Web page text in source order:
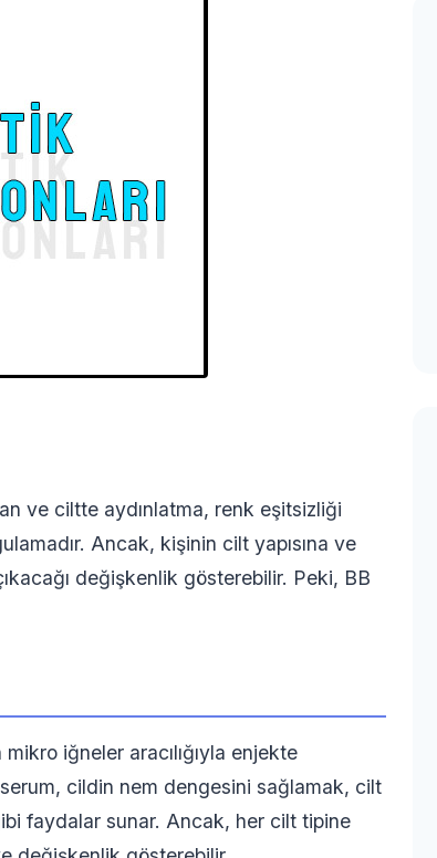
ve ciltte aydınlatma, renk eşitsizliği
Ancak, kişinin cilt yapısına ve
değişkenlik gösterebilir. Peki, BB
iğneler aracılığıyla enjekte
cildin nem dengesini sağlamak, cilt
faydalar sunar. Ancak, her cilt tipine